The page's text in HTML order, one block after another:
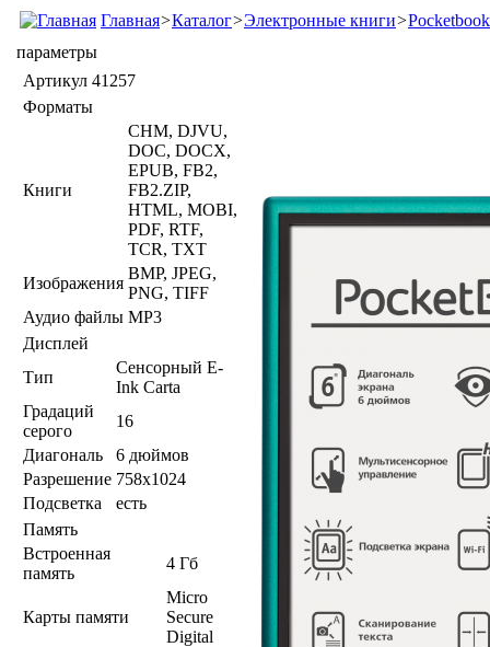
Главная>Каталог>Электронные книги>Pocketbook
параметры
Артикул 41257
Форматы
Книги
CHM, DJVU,
DOC, DOCX,
EPUB, FB2,
FB2.ZIP,
HTML, MOBI,
PDF, RTF,
TCR, TXT
Изображения
BMP, JPEG,
PNG, TIFF
Аудио файлы MP3
Дисплей
Тип
Сенсорный E-
Ink Carta
Градаций
серого
16
Диагональ
6 дюймов
Разрешение 758x1024
Подсветка
есть
Память
Встроенная
память
4 Гб
Карты памяти
Micro
Secure
Digital